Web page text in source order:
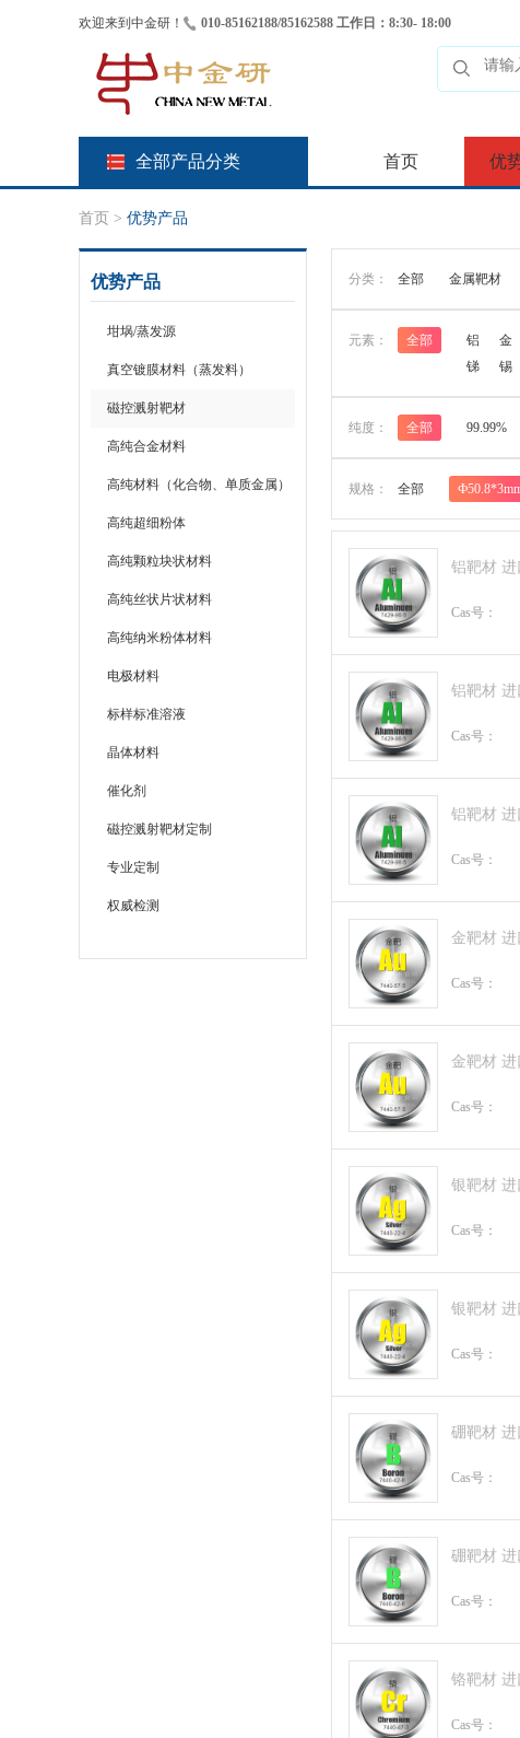
欢迎来到中金研！ 010-85162188/85162588 工作日：8:30- 18:00
全部产品分类 首页 优
首页 > 优势产品
优势产品
坩埚/蒸发源
真空镀膜材料（蒸发料）
磁控溅射靶材
高纯合金材料
高纯材料（化合物、单质金属）
高纯超细粉体
高纯颗粒块状材料
高纯丝状片状材料
高纯纳米粉体材料
电极材料
标样标准溶液
晶体材料
催化剂
磁控溅射靶材定制
专业定制
权威检测
分类： 全部 金属靶材
元素： 全部 铝 金
锑
锡
纯度： 全部 99.99%
规格： 全部
铝靶材
Cas号：
铝靶材
Cas号：
铝靶材
Cas号：
金靶材
Cas号：
金靶材
Cas号：
银靶材
Cas号：
银靶材
Cas号：
硼靶材
Cas号：
硼靶材
Cas号：
铬靶材
Cas号：